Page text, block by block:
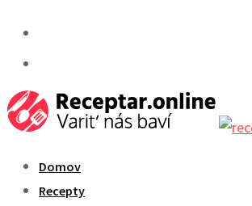
Domov
Recepty